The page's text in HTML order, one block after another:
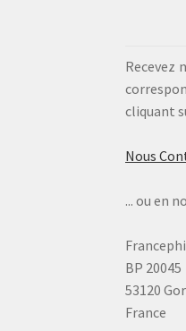
Recevez
cliquant
Nous
... ou en
BP 20045
53120
France